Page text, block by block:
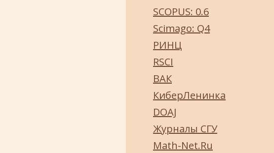
SCOPUS: 0.6
Scimago: Q4
РИНЦ
RSCI
ВАК
КиберЛенинка
DOAJ
Журналы СГУ
Math-Net.Ru